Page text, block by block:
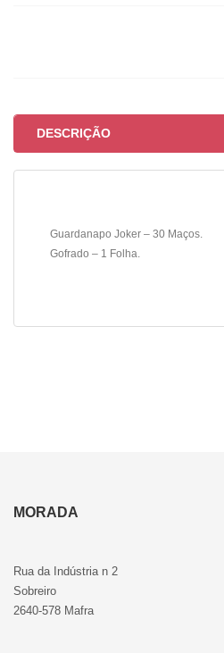
DESCRIÇÃO
Guardanapo Joker – 30 Maços.
Gofrado – 1 Folha.
MORADA
Rua da Indústria n 2
Sobreiro
2640-578 Mafra